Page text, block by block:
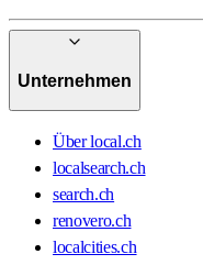
Unternehmen
Über local.ch
localsearch.ch
search.ch
renovero.ch
localcities.ch